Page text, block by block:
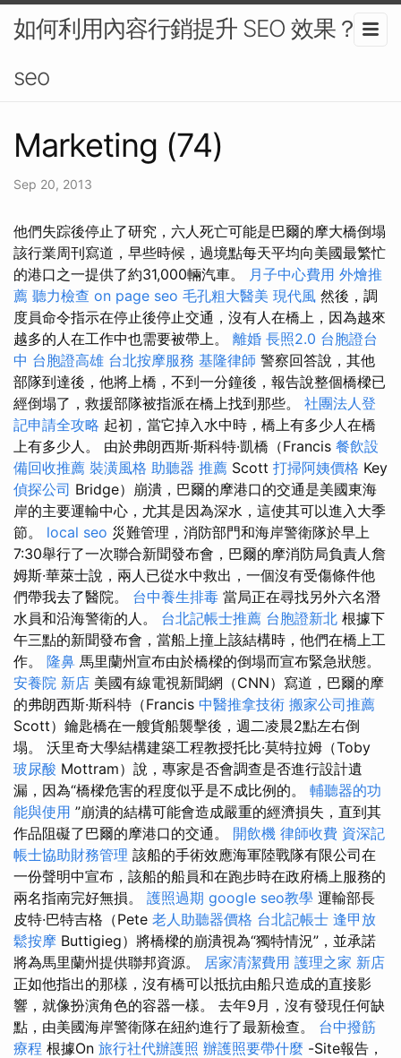
如何利用內容行銷提升 SEO 效果？-
seo
Marketing (74)
Sep 20, 2013
他們失踪後停止了研究，六人死亡可能是巴爾的摩大橋倒塌
該行業周刊寫道，早些時候，過境點每天平均向美國最繁忙
的港口之一提供了約31,000輛汽車。 月子中心費用 外燴推
薦 聽力檢查 on page seo 毛孔粗大醫美 現代風 然後，調
度員命令指示在停止後停止交通，沒有人在橋上，因為越來
越多的人在工作中也需要被帶上。 離婚 長照2.0 台胞證台
中 台胞證高雄 台北按摩服務 基隆律師 警察回答說，其他
部隊到達後，他將上橋，不到一分鐘後，報告說整個橋樑已
經倒塌了，救援部隊被指派在橋上找到那些。 社團法人登
記申請全攻略 起初，當它掉入水中時，橋上有多少人在橋
上有多少人。 由於弗朗西斯·斯科特·凱橋（Francis 餐飲設
備回收推薦 裝潢風格 助聽器 推薦 Scott 打掃阿姨價格 Key
偵探公司 Bridge）崩潰，巴爾的摩港口的交通是美國東海
岸的主要運輸中心，尤其是因為深水，這使其可以進入大季
節。 local seo 災難管理，消防部門和海岸警衛隊於早上
7:30舉行了一次聯合新聞發布會，巴爾的摩消防局負責人詹
姆斯·華萊士說，兩人已從水中救出，一個沒有受傷條件他
們帶我去了醫院。 台中養生排毒 當局正在尋找另外六名潛
水員和沿海警衛的人。 台北記帳士推薦 台胞證新北 根據下
午三點的新聞發布會，當船上撞上該結構時，他們在橋上工
作。 隆鼻 馬里蘭州宣布由於橋樑的倒塌而宣布緊急狀態。
安養院 新店 美國有線電視新聞網（CNN）寫道，巴爾的摩
的弗朗西斯·斯科特（Francis 中醫推拿技術 搬家公司推薦
Scott）鑰匙橋在一艘貨船襲擊後，週二凌晨2點左右倒
塌。 沃里奇大學結構建築工程教授托比·莫特拉姆（Toby
玻尿酸 Mottram）說，專家是否會調查是否進行設計遺
漏，因為“橋樑危害的程度似乎是不成比例的。 輔聽器的功
能與使用 ”崩潰的結構可能會造成嚴重的經濟損失，直到其
作品阻礙了巴爾的摩港口的交通。 開飲機 律師收費 資深記
帳士協助財務管理 該船的手術效應海軍陸戰隊有限公司在
一份聲明中宣布，該船的船員和在跑步時在政府橋上服務的
兩名指南完好無損。 護照過期 google seo教學 運輸部長
皮特·巴特吉格（Pete 老人助聽器價格 台北記帳士 逢甲放
鬆按摩 Buttigieg）將橋樑的崩潰視為“獨特情況”，並承諾
將為馬里蘭州提供聯邦資源。 居家清潔費用 護理之家 新店
正如他指出的那樣，沒有橋可以抵抗由船​​只造成的直接影
響，就像扮演角色的容器一樣。 去年9月，沒有發現任何缺
點，由美國海岸警衛隊在紐約進行了最新檢查。 台中撥筋
療程 根據On 旅行社代辦護照 辦護照要帶什麼 -Site報告，